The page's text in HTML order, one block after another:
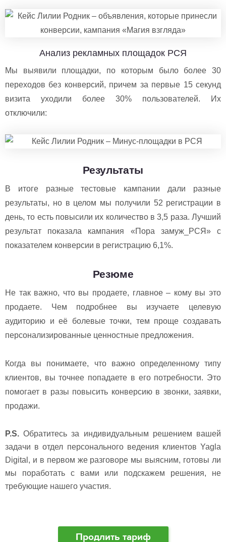
Анализ рекламных площадок РСЯ
Мы выявили площадки, по которым было более 30
переходов без конверсий, причем за первые 15 секунд
визита уходили более 30% пользователей. Их
отключили:
Результаты
В итоге разные тестовые кампании дали разные
результаты, но в целом мы получили 52 регистрации в
день, то есть повысили их количество в 3,5 раза. Лучший
результат показала кампания «Пора замуж_РСЯ» с
показателем конверсии в регистрацию 6,1%.
Резюме
Не так важно, что вы продаете, главное – кому вы это
продаете. Чем подробнее вы изучаете целевую
аудиторию и её болевые точки, тем проще создавать
персонализированные ценностные предложения.
Когда вы понимаете, что важно определенному типу
клиентов, вы точнее попадаете в его потребности. Это
помогает в разы повысить конверсию в звонки, заявки,
продажи.
P.S. Обратитесь за индивидуальным решением вашей
задачи в отдел персонального ведения клиентов Yagla
Digital, и в первом же разговоре мы выясним, готовы ли
мы поработать с вами или подскажем решения, не
требующие нашего участия.
Продлить тариф